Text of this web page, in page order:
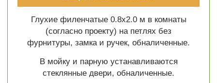
Глухие филенчатые 0.8х2.0 м в комнаты
(согласно проекту) на петлях без
фурнитуры, замка и ручек, обналиченные.
В мойку и парную устанавливаются
стеклянные двери, обналиченные.